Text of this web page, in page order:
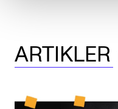
ARTIKLER